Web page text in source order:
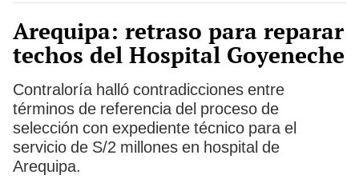
Arequipa: retraso para reparar
techos del Hospital Goyeneche
Contraloría halló contradicciones entre
términos de referencia del proceso de
selección con expediente técnico para el
servicio de S/2 millones en hospital de
Arequipa.